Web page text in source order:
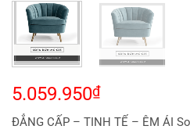
5.059.950₫
ĐẲNG CẤP – TINH TẾ – ÊM ÁI